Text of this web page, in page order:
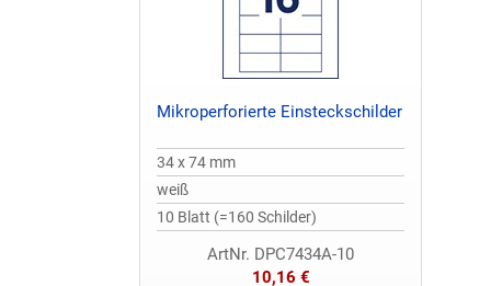
Mikroperforierte Einsteckschilder
34 x 74 mm
weiß
10 Blatt (=160 Schilder)
ArtNr. DPC7434A-10
10,16 €